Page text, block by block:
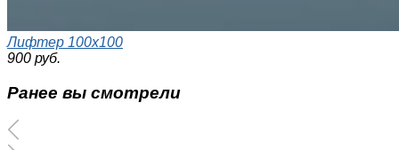
Лифтер 100x100
900 руб.
Ранее вы смотрели